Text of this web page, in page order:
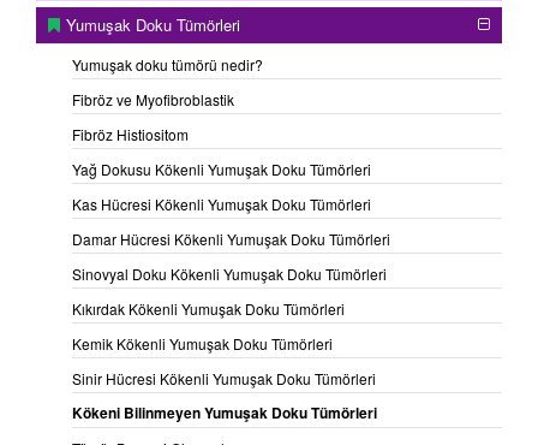
Gluteal bölgeye lokalize Alveolar yumuşak kısım sarkom
MR görüntüsü
Sinovyal sarkom
Daha çok genç erişkinlerde ortaya çıkan, oldukça sık
görülen, yüksek grade'li habis bir sarkomdur. İsminden de
anlaşılacağı gibi, daha çok eklem komşuluğundaki
dokularda görülse de tüm tendon kılıflarından, fasyalardan,
adale kılıflarından ve bursalardan ortaya çıkabilirler. Ayak,
kasık, diz ve el bileği çevresi en sık görüldüğü yerlerdir.
olarak monofazik ya da bifazik diye isimlendirilen 2 tipi
vardır. Ancak, bunların klinik seyir ve tedavi açısından
herhangi bir farkları yoktur.
Yumuşak Doku Tümörleri
Yumuşak doku tümörü nedir?
Fibröz ve Myofibroblastik
Fibröz Histiositom
Yağ Dokusu Kökenli Yumuşak Doku Tümörleri
Kas Hücresi Kökenli Yumuşak Doku Tümörleri
Damar Hücresi Kökenli Yumuşak Doku Tümörleri
Sinovyal Doku Kökenli Yumuşak Doku Tümörleri
Kıkırdak Kökenli Yumuşak Doku Tümörleri
Kemik Kökenli Yumuşak Doku Tümörleri
Sinir Hücresi Kökenli Yumuşak Doku Tümörleri
Kökeni Bilinmeyen Yumuşak Doku Tümörleri